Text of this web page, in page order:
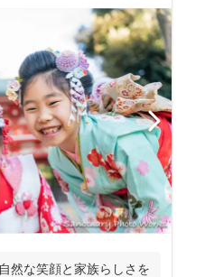
然な笑顔と家族らしさを